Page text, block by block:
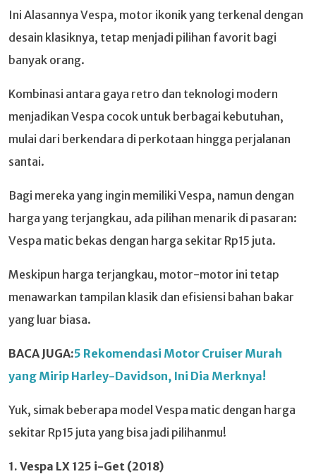
Ini Alasannya Vespa, motor ikonik yang terkenal dengan
desain klasiknya, tetap menjadi pilihan favorit bagi
banyak orang.
Kombinasi antara gaya retro dan teknologi modern
menjadikan Vespa cocok untuk berbagai kebutuhan,
mulai dari berkendara di perkotaan hingga perjalanan
santai.
Bagi mereka yang ingin memiliki Vespa, namun dengan
harga yang terjangkau, ada pilihan menarik di pasaran:
Vespa matic bekas dengan harga sekitar Rp15 juta.
Meskipun harga terjangkau, motor-motor ini tetap
menawarkan tampilan klasik dan efisiensi bahan bakar
yang luar biasa.
BACA JUGA:5 Rekomendasi Motor Cruiser Murah
yang Mirip Harley-Davidson, Ini Dia Merknya!
Yuk, simak beberapa model Vespa matic dengan harga
sekitar Rp15 juta yang bisa jadi pilihanmu!
1. Vespa LX 125 i-Get (2018)